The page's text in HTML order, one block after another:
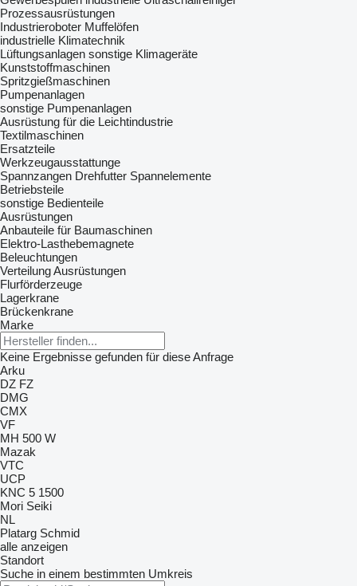
Prozessausrüstungen
Industrieroboter Muffelöfen
industrielle Klimatechnik
Lüftungsanlagen sonstige Klimageräte
Kunststoffmaschinen
Spritzgießmaschinen
Pumpenanlagen
sonstige Pumpenanlagen
Ausrüstung für die Leichtindustrie
Textilmaschinen
Ersatzteile
Werkzeugausstattunge
Spannzangen Drehfutter Spannelemente
Betriebsteile
sonstige Bedienteile
Ausrüstungen
Anbauteile für Baumaschinen
Elektro-Lasthebemagnete
Beleuchtungen
Verteilung Ausrüstungen
Flurförderzeuge
Lagerkrane
Brückenkrane
Marke
Keine Ergebnisse gefunden für diese Anfrage
Arku
DZ FZ
DMG
CMX
VF
MH 500 W
Mazak
VTC
UCP
KNC 5 1500
Mori Seiki
NL
Platarg Schmid
alle anzeigen
Standort
Suche in einem bestimmten Umkreis